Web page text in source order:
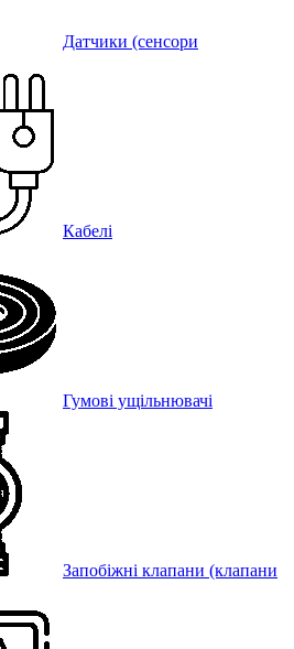
Датчики (сенсори
Кабелі
Гумові ущільнювачі
Запобіжні клапани (клапани